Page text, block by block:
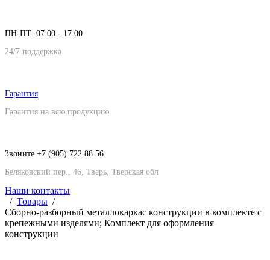
ПН-ПТ: 07:00 - 17:00
24/7 поддержка
Гарантия
Гарантия на всю продукцию
Звоните +7 (905) 722 88 56
Беляковский пер., 46, Тверь, Тверская обл
Наши контакты
Товары
Сборно-разборный металлокаркас конструкции в комплекте с
крепежными изделями; Комплект для оформления
конструкции